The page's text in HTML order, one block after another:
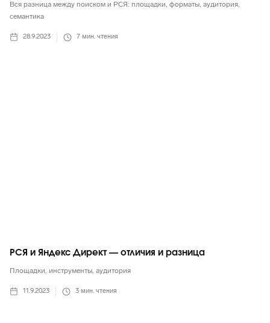
Вся разница между поиском и РСЯ: площадки, форматы, аудитория,
семантика
28.9.2023 7 мин. чтения
РСЯ и Яндекс Директ — отличия и разница
Площадки, инструменты, аудитория
11.9.2023 3 мин. чтения